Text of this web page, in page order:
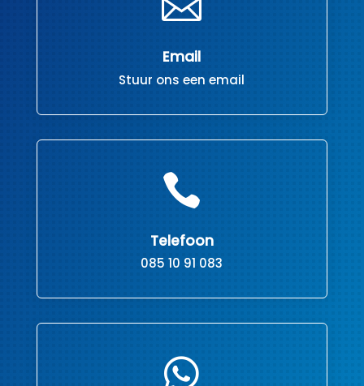
Email
Stuur ons een email

Telefoon
085 10 91 083
